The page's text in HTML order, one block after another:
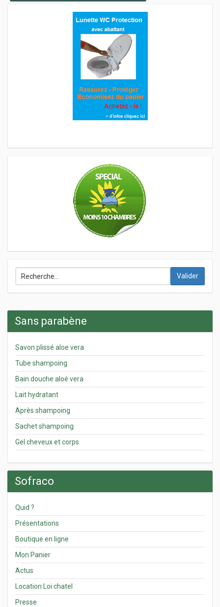
Valider
Sans parabène
Savon plissé aloe vera
Tube shampoing
Bain douche aloé vera
Lait hydratant
Après shampoing
Sachet shampoing
Gel cheveux et corps
Sofraco
Quid ?
Présentations
Boutique en ligne
Mon Panier
Actus
Location Loi chatel
Presse